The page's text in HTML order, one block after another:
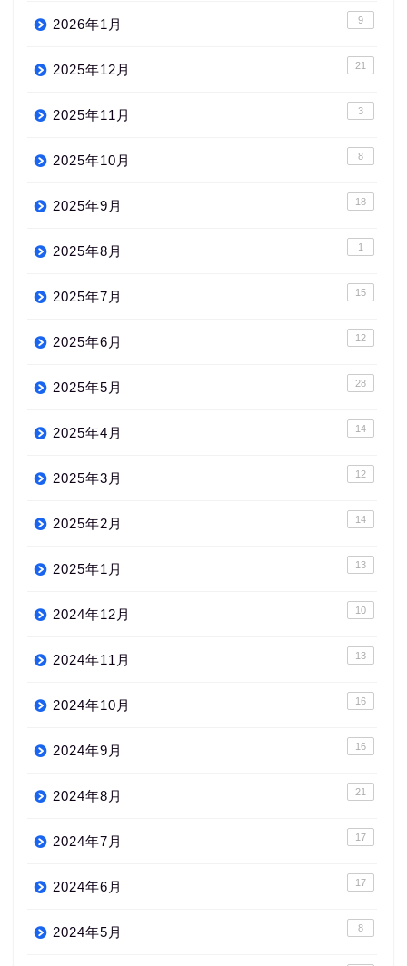
2026年1月 9
2025年12月 21
2025年11月 3
2025年10月 8
2025年9月 18
2025年8月 1
2025年7月 15
2025年6月 12
2025年5月 28
2025年4月 14
2025年3月 12
2025年2月 14
2025年1月 13
2024年12月 10
2024年11月 13
2024年10月 16
2024年9月 16
2024年8月 21
2024年7月 17
2024年6月 17
2024年5月 8